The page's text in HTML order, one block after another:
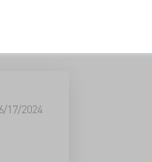
6/17/2024